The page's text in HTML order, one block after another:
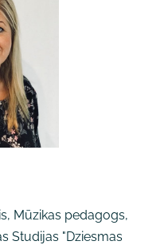
Mūzikas pedagogs,
Studijas "Dziesmas